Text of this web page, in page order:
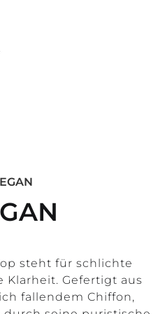
steht für schlichte
Klarheit. Gefertigt aus
fallendem Chiffon,